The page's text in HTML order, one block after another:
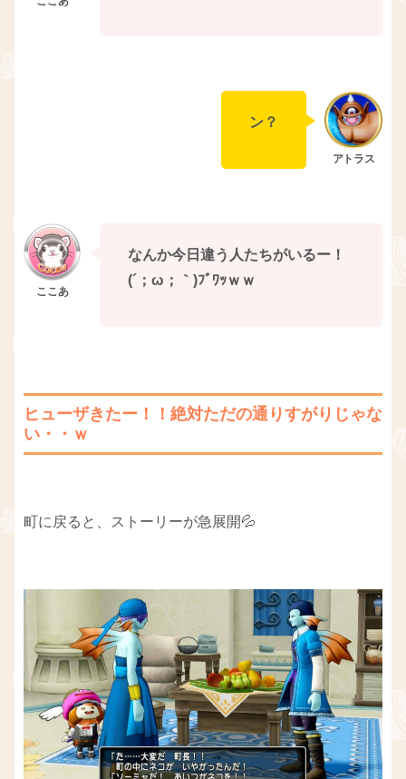
ン？
なんか今日違う人たちがいるー！
(´；ω；｀)ﾌﾞﾜｯｗｗ
ヒューザきたー！！絶対ただの通りすがりじゃな
い・・ｗ
町に戻ると、ストーリーが急展開💦